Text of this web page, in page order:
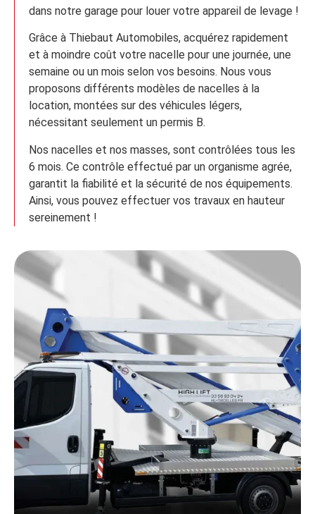
dans notre garage pour louer votre appareil de levage !
Grâce à Thiebaut Automobiles, acquérez rapidement
et à moindre coût votre nacelle pour une journée, une
semaine ou un mois selon vos besoins. Nous vous
proposons différents modèles de nacelles à la
location, montées sur des véhicules légers,
nécessitant seulement un permis B.
Nos nacelles et nos masses, sont contrôlées tous les
6 mois. Ce contrôle effectué par un organisme agrée,
garantit la fiabilité et la sécurité de nos équipements.
Ainsi, vous pouvez effectuer vos travaux en hauteur
sereinement !